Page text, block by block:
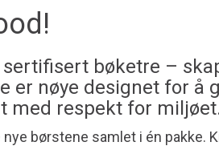
bøketre –
er nøye designet for å
med respekt for
børstene samlet i én pakke.